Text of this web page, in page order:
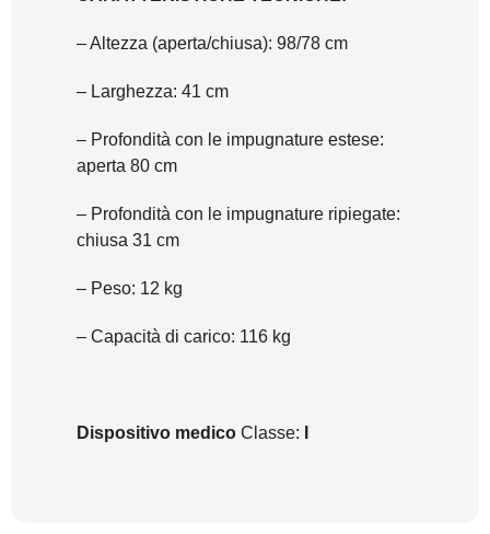
– Altezza (aperta/chiusa): 98/78 cm
– Larghezza: 41 cm
– Profondità con le impugnature estese:
aperta 80 cm
– Profondità con le impugnature ripiegate:
chiusa 31 cm
– Peso: 12 kg
– Capacità di carico: 116 kg
Dispositivo medico Classe: